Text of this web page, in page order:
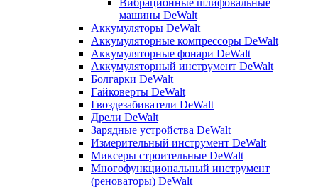
Вибрационные шлифовальные
машины DeWalt
Аккумуляторы DeWalt
Аккумуляторные компрессоры DeWalt
Аккумуляторные фонари DeWalt
Аккумуляторный инструмент DeWalt
Болгарки DeWalt
Гайковерты DeWalt
Гвоздезабиватели DeWalt
Дрели DeWalt
Зарядные устройства DeWalt
Измерительный инструмент DeWalt
Миксеры строительные DeWalt
Многофункциональный инструмент
(реноваторы) DeWalt